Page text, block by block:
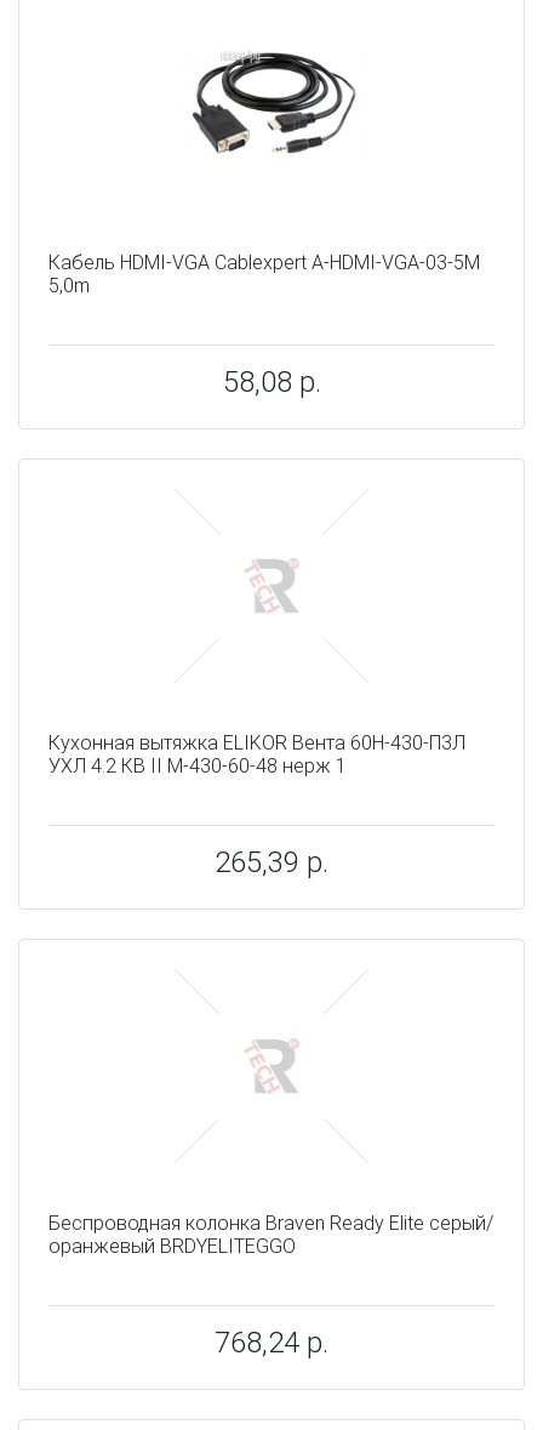
Кабель HDMI-VGA Cablexpert A-HDMI-VGA-03-5M
5,0m
58,08 р.
Кухонная вытяжка ELIKOR Вента 60Н-430-П3Л
УХЛ 4.2 КВ II М-430-60-48 нерж 1
265,39 р.
Беспроводная колонка Braven Ready Elite серый/
оранжевый BRDYELITEGGO
768,24 р.